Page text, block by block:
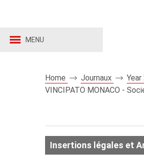
MENU
Home Journaux
VINCIPATO MONACO -
Insertions légales et